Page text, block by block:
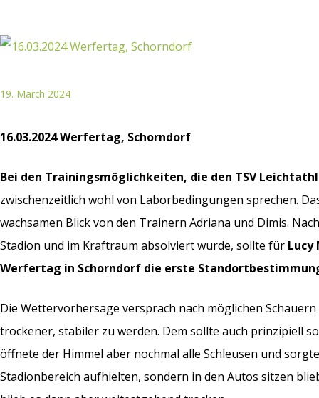
19. March 2024
16.03.2024 Werfertag, Schorndorf
Bei den Trainingsmöglichkeiten, die den TSV
zwischenzeitlich wohl von Laborbedingungen sprechen.
wachsamen Blick von den Trainern Adriana und Dimis.
Stadion und im Kraftraum absolviert wurde, sollte für Lucy
Werfertag in Schorndorf die erste
Die Wettervorhersage versprach nach möglichen
trockener, stabiler zu werden. Dem sollte auch prinzipiell
öffnete der Himmel aber nochmal alle Schleusen und
Stadionbereich aufhielten, sondern in den Autos sitzen